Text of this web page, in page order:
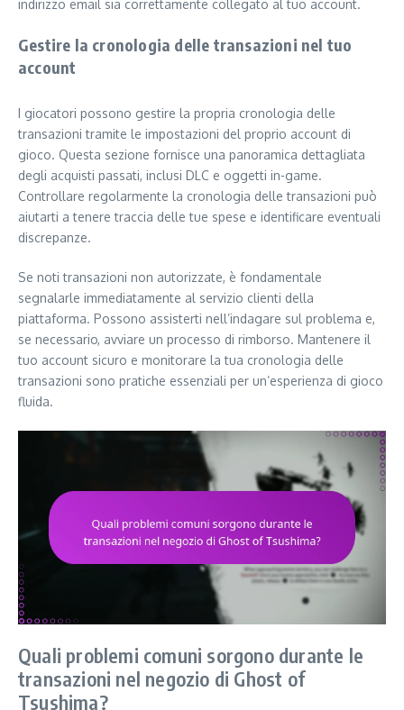
indirizzo email sia correttamente collegato al tuo account.
Gestire la cronologia delle transazioni nel tuo
account
I giocatori possono gestire la propria cronologia delle
transazioni tramite le impostazioni del proprio account di
gioco. Questa sezione fornisce una panoramica dettagliata
degli acquisti passati, inclusi DLC e oggetti in-game.
Controllare regolarmente la cronologia delle transazioni può
aiutarti a tenere traccia delle tue spese e identificare eventuali
discrepanze.
Se noti transazioni non autorizzate, è fondamentale
segnalarle immediatamente al servizio clienti della
piattaforma. Possono assisterti nell’indagare sul problema e,
se necessario, avviare un processo di rimborso. Mantenere il
tuo account sicuro e monitorare la tua cronologia delle
transazioni sono pratiche essenziali per un’esperienza di gioco
fluida.
Quali problemi comuni sorgono durante le
transazioni nel negozio di Ghost of
Tsushima?